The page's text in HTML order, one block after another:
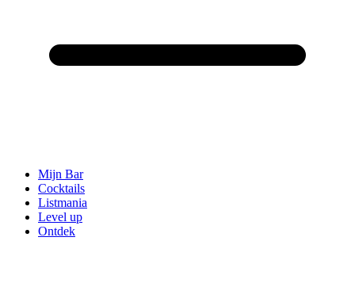
Mijn Bar
Cocktails
Listmania
Level up
Ontdek